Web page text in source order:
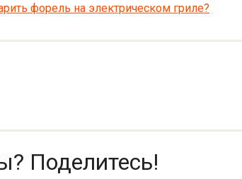
форель на электрическом гриле?
Поделитесь!